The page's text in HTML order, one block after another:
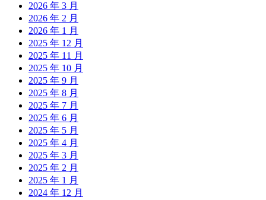
2026 年 3 月
2026 年 2 月
2026 年 1 月
2025 年 12 月
2025 年 11 月
2025 年 10 月
2025 年 9 月
2025 年 8 月
2025 年 7 月
2025 年 6 月
2025 年 5 月
2025 年 4 月
2025 年 3 月
2025 年 2 月
2025 年 1 月
2024 年 12 月